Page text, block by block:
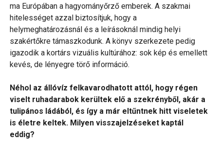
ma Európában a hagyományőrző emberek. A szakmai
hitelességet azzal biztosítjuk, hogy a
helymeghatározásnál és a leírásoknál mindig helyi
szakértőkre támaszkodunk. A könyv szerkezete pedig
igazodik a kortárs vizuális kultúrához: sok kép és emellett
kevés, de lényegre törő információ.
Néhol az állóvíz felkavarodhatott attól, hogy régen
viselt ruhadarabok kerültek elő a szekrényből, akár a
tulipános ládából, és így a már eltűntnek hitt viseletek
is életre keltek. Milyen visszajelzéseket kaptál
eddig?